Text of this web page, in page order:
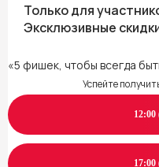
Только для
Эксклюзивные
«5 фишек, чтобы всегда
Успейте